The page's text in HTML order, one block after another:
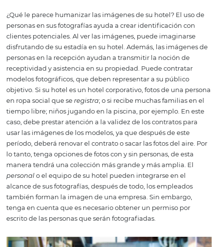
Foto: Pixabay
El segundo ángulo se construye de abajo hacia arriba,
una sensación de poder y grandeza de lo que se está
fotografiando.